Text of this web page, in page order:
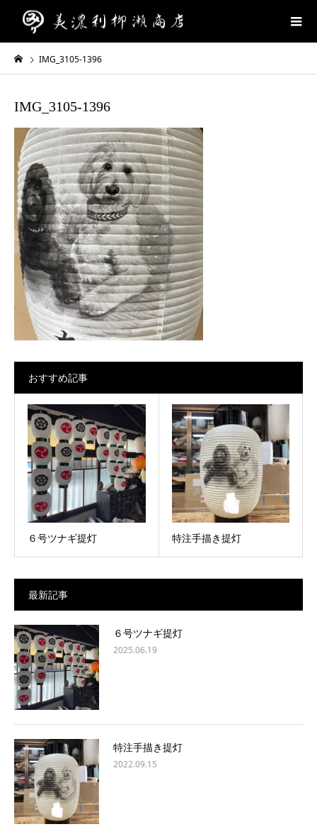
IMG_3105-1396
IMG_3105-1396
おすすめ記事
６号ツナギ提灯 特注手描き提灯
最新記事
６号ツナギ提灯
2025.06.19
特注手描き提灯
2022.09.15